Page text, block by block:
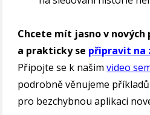
Chcete mít jasno v nových
a prakticky se připravit na
Připojte se k našimvideo
podrobně věnujeme
pro bezchybnou aplikaci